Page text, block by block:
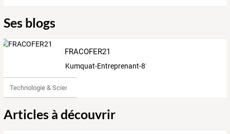
Ses blogs
FRACOFER21
Kumquat-Entreprenant-8141766
Technologie & Science
Articles à découvrir